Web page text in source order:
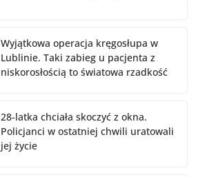
Wyjątkowa operacja kręgosłupa w
Lublinie. Taki zabieg u pacjenta z
niskorosłością to światowa rzadkość
28-latka chciała skoczyć z okna.
Policjanci w ostatniej chwili uratowali
jej życie